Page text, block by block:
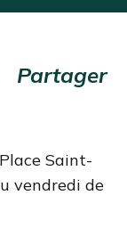
Partager
Saint-
vendredi de